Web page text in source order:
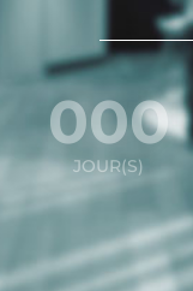
000
JOUR(S)